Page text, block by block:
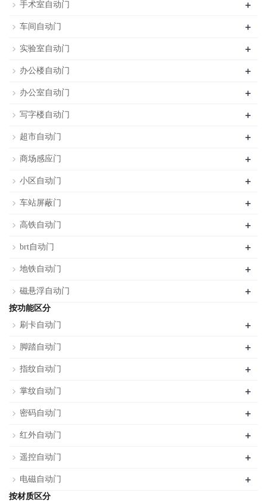
手术室自动门 +
车间自动门 +
实验室自动门 +
办公楼自动门 +
办公室自动门 +
写字楼自动门 +
超市自动门 +
商场感应门 +
小区自动门 +
车站屏蔽门 +
高铁自动门 +
brt自动门 +
地铁自动门 +
磁悬浮自动门 +
按功能区分
刷卡自动门
+
脚踏自动门 +
指纹自动门 +
掌纹自动门 +
密码自动门 +
红外自动门 +
遥控自动门 +
电磁自动门 +
按材质区分